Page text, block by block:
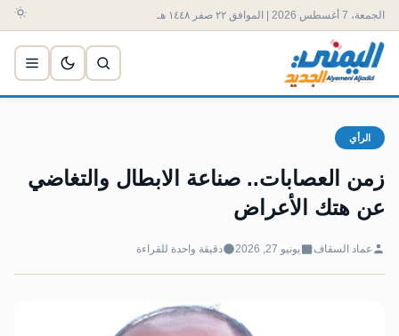
الجمعة، 7 أغسطس 2026 | الموافق ٢٢ صفر ١٤٤٨ هـ
الرأي
زمن العصابات.. صناعة الابطال والتغاضي
عن هتك الأعراض
عماد السقاف يونيو 27, 2026 دقيقة واحدة للقراءة